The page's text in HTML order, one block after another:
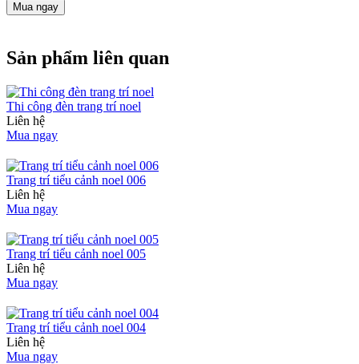
Mua ngay
Sản phẩm liên quan
Thi công đèn trang trí noel
Liên hệ
Mua ngay
Trang trí tiểu cảnh noel 006
Liên hệ
Mua ngay
Trang trí tiểu cảnh noel 005
Liên hệ
Mua ngay
Trang trí tiểu cảnh noel 004
Liên hệ
Mua ngay